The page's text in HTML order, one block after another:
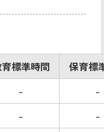
標準時間
保育標
-
-
-
-